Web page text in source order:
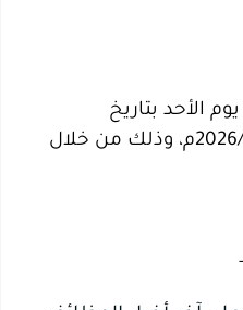
الأحد بتاريخ
1447/07/29هـ الموافق 2026/01/18م، وذلك من خلال
-‏